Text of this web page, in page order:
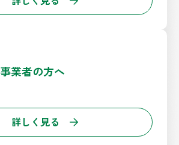
事業者の方へ
詳しく見る